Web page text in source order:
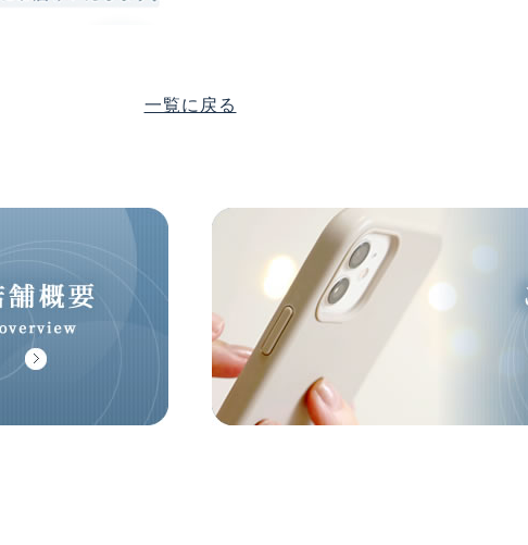
一覧に戻る